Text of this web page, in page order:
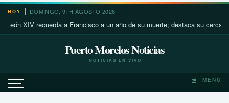
Saltar
contenido
HOY DOMINGO, 9TH AGOSTO 2026
XIV recuerda a Francisco a un año de su muerte; destaca su cercanía con
Puerto Morelos Noticias
NOTICIAS EN VIVO
MENÚ